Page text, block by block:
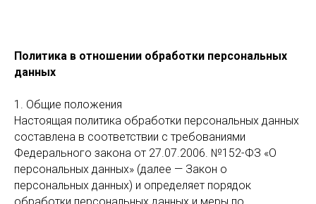
Политика в отношении обработки персональных
данных
1. Общие положения
Настоящая политика обработки персональных данных
составлена в соответствии с требованиями
Федерального закона от 27.07.2006. №152-ФЗ «О
персональных данных» (далее — Закон о
персональных данных) и определяет порядок